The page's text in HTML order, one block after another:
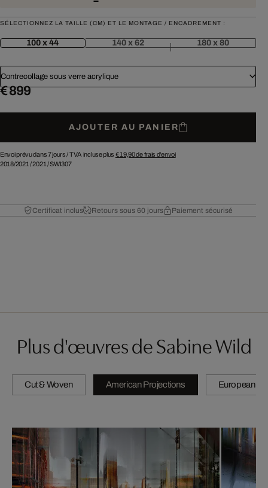
SÉLECTIONNEZ LA TAILLE (CM) ET LE MONTAGE / ENCADREMENT :
100 x 44 140 x 62 180 x 80
Contrecollage sous verre acrylique
€ 899
AJOUTER AU PANIER
Envoi prévu dans 7 jours /TVA incluse plus € 19,90de frais d'envoi
2018/2021 /2021 /SWI307
Certificat inclus Retours sous 60 jours Paiement sécurisé
Plus d'œuvres de Sabine Wild
Cut & Woven American Projections European